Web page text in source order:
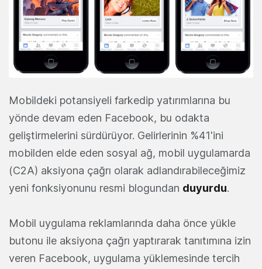
Mobildeki potansiyeli farkedip yatırımlarına bu
yönde devam eden Facebook, bu odakta
geliştirmelerini sürdürüyor. Gelirlerinin %41'ini
mobilden elde eden sosyal ağ, mobil uygulamarda
(C2A) aksiyona çağrı olarak adlandırabileceğimiz
yeni fonksiyonunu resmi blogundan duyurdu.
Mobil uygulama reklamlarında daha önce yükle
butonu ile aksiyona çağrı yaptırarak tanıtımına izin
veren Facebook, uygulama yüklemesinde tercih